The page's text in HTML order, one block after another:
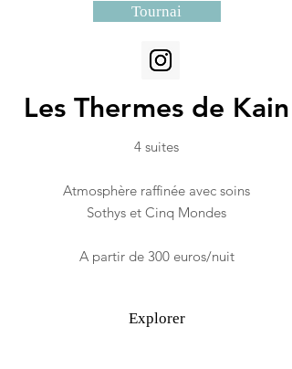
Tournai
Les Thermes de Kain
4 suites
Atmosphère raffinée avec soins
Sothys et Cinq Mondes
A partir de 300 euros/nuit
Explorer